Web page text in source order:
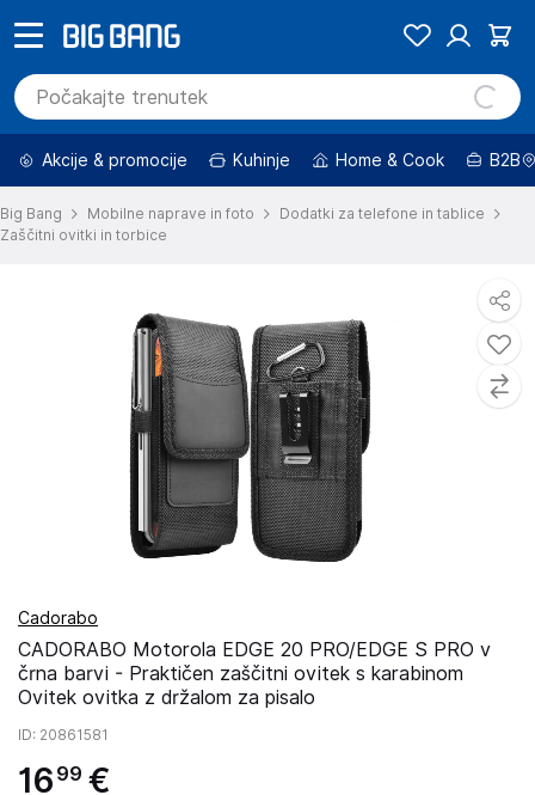
Akcije & promocije Kuhinje Home & Cook B2B
Big Bang Mobilne naprave in foto
Dodatki za telefone in tablice
Zaščitni ovitki in torbice
Cadorabo
CADORABO Motorola EDGE 20 PRO/EDGE S PRO v
črna barvi - Praktičen zaščitni ovitek s karabinom
Ovitek ovitka z držalom za pisalo
ID: 20861581
16 99 €